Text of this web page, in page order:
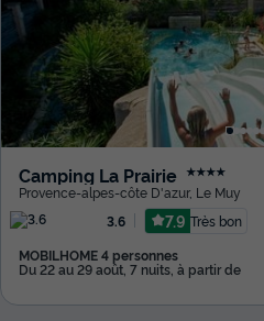
Camping La Prairie ★★★★
Provence-alpes-côte D'azur, Le Muy
3.6
7.9 Très bon
MOBILHOME 4 personnes
Du 22 au 29 août, 7 nuits, à partir de